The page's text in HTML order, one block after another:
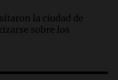
el próximo año
la ciudad de
sobre los